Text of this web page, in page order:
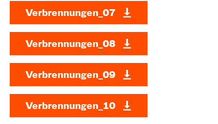
Verbrennungen_07
Verbrennungen_08
Verbrennungen_09
Verbrennungen_10